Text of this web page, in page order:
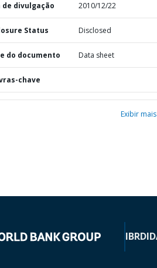
de divulgação 2010/12/22
Status Disclosed
do documento Data sheet
chave
Exibir mais
IBRD